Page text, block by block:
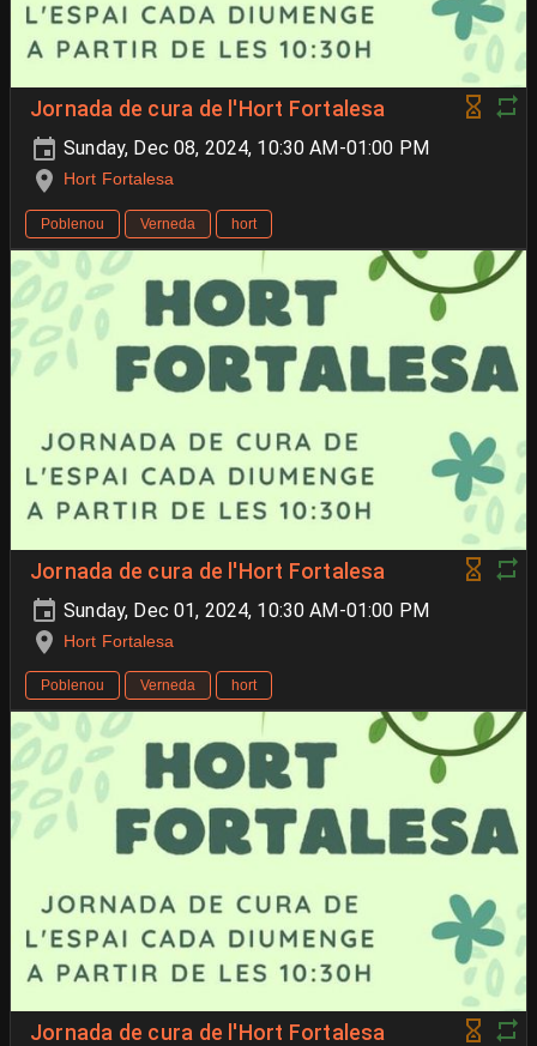
Jornada de cura de l'Hort Fortalesa
Sunday, Dec 08, 2024, 10:30 AM-01:00 PM
Hort Fortalesa
Poblenou Verneda hort
Jornada de cura de l'Hort Fortalesa
Sunday, Dec 01, 2024, 10:30 AM-01:00 PM
Hort Fortalesa
Poblenou Verneda hort
Jornada de cura de l'Hort Fortalesa